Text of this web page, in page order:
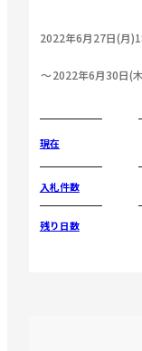
2022年6月27日(月
2022年6月30日(
現在
入札件数
残り日数